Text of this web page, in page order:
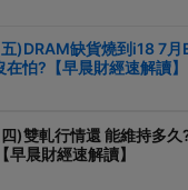
)DRAM缺貨燒到i18 7月
怕?【早晨財經速解讀】
)雙軋行情還 能維持多久
早晨財經速解讀】